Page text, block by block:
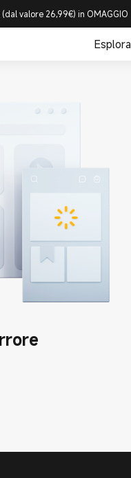
valore 26,99€) in OMAGGIO
Esplora